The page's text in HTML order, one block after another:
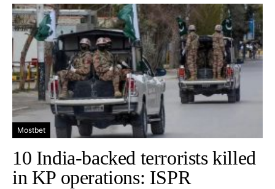
Mostbet
10 India-backed terrorists killed
in KP operations: ISPR